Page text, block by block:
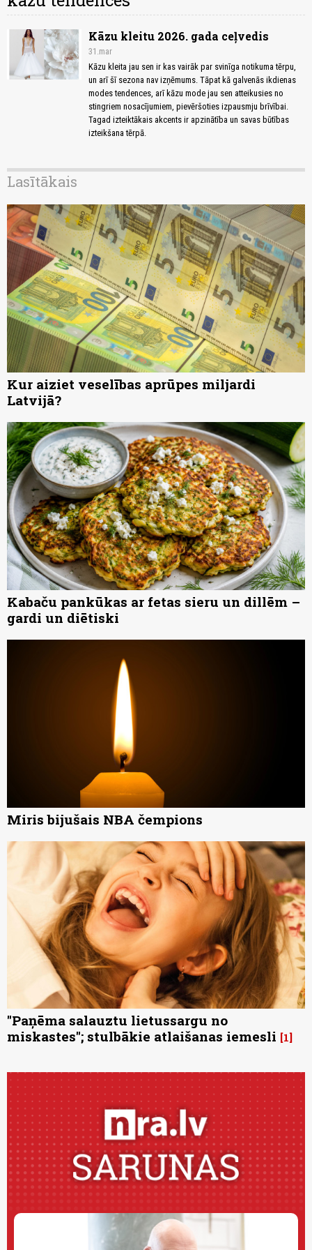
Kāzu kleitu 2026. gada ceļvedis
31.mar
Kāzu kleita jau sen ir kas vairāk par svinīga notikuma tērpu,
un arī šī sezona nav izņēmums. Tāpat kā galvenās ikdienas
modes tendences, arī kāzu mode jau sen atteikusies no
stingriem nosacījumiem, pievēršoties izpausmju brīvībai.
Tagad izteiktākais akcents ir apzinātība un savas būtības
izteikšana tērpā.
Lasītākais
Kur aiziet veselības aprūpes miljardi
Latvijā?
Kabaču pankūkas ar fetas sieru un dillēm –
gardi un diētiski
Miris bijušais NBA čempions
"Paņēma salauztu lietussargu no
miskastes"; stulbākie atlaišanas iemesli 1